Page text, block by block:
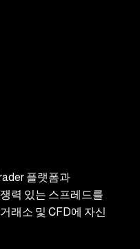
플랫폼과
력 있는 스프레드를
래소 및 CFD에 자신